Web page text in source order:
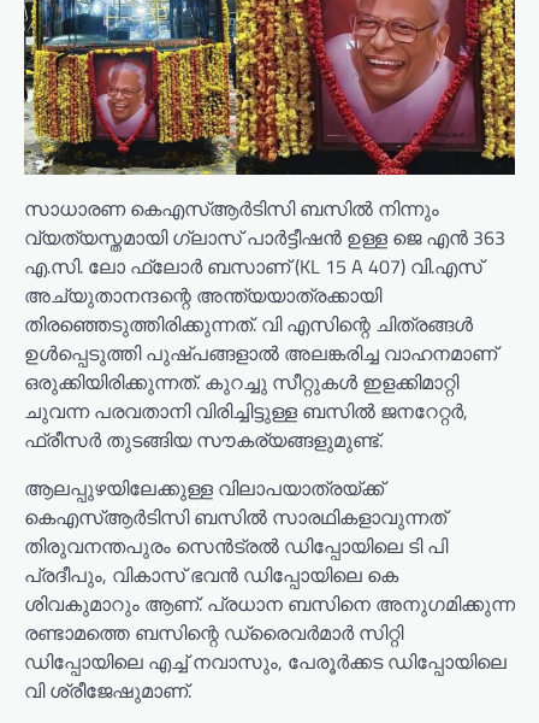
സാധാരണ കെഎസ്ആർടിസി ബസിൽ നിന്നും
വ്യത്യസ്തമായി ഗ്ലാസ് പാർട്ടീഷൻ ഉള്ള ജെ എൻ 363
എ.സി. ലോ ഫ്‌ലോർ ബസാണ് (KL 15 A 407) വി.എസ്
അച്യുതാനന്ദന്റെ അന്ത്യയാത്രക്കായി
തിരഞ്ഞെടുത്തിരിക്കുന്നത്. വി എസിന്റെ ചിത്രങ്ങൾ
ഉൾപ്പെടുത്തി പുഷ്പങ്ങളാൽ അലങ്കരിച്ച വാഹനമാണ്
ഒരുക്കിയിരിക്കുന്നത്. കുറച്ചു സീറ്റുകൾ ഇളക്കിമാറ്റി
ചുവന്ന പരവതാനി വിരിച്ചിട്ടുള്ള ബസിൽ ജനറേറ്റർ,
ഫ്രീസർ തുടങ്ങിയ സൗകര്യങ്ങളുമുണ്ട്.
ആലപ്പുഴയിലേക്കുള്ള വിലാപയാത്രയ്ക്ക്
കെഎസ്ആർടിസി ബസിൽ സാരഥികളാവുന്നത്
തിരുവനന്തപുരം സെൻട്രൽ ഡിപ്പോയിലെ ടി പി
പ്രദീപും, വികാസ് ഭവൻ ഡിപ്പോയിലെ കെ
ശിവകുമാറും ആണ്. പ്രധാന ബസിനെ അനുഗമിക്കുന്ന
രണ്ടാമത്തെ ബസിന്റെ ഡ്രൈവർമാർ സിറ്റി
ഡിപ്പോയിലെ എച്ച് നവാസും, പേരൂർക്കട ഡിപ്പോയിലെ
വി ശ്രീജേഷുമാണ്.